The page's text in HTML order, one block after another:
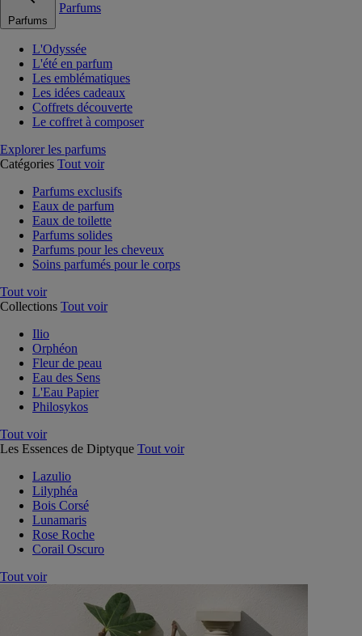
Parfums
Parfums
L'Odyssée
L'été en parfum
Les emblématiques
Les idées cadeaux
Coffrets découverte
Le coffret à composer
Explorer les parfums
Catégories Tout voir
Parfums exclusifs
Eaux de parfum
Eaux de toilette
Parfums solides
Parfums pour les cheveux
Soins parfumés pour le corps
Tout voir
Collections Tout voir
Ilio
Orphéon
Fleur de peau
Eau des Sens
L'Eau Papier
Philosykos
Tout voir
Les Essences de Diptyque Tout voir
Lazulio
Lilyphéa
Bois Corsé
Lunamaris
Rose Roche
Corail Oscuro
Tout voir